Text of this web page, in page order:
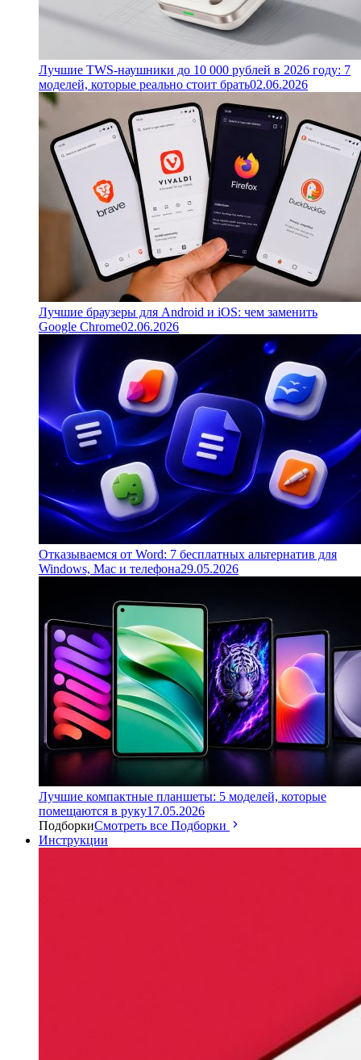
Лучшие TWS-наушники до 10 000 рублей в 2026 году: 7
моделей, которые реально стоит брать02.06.2026
Лучшие браузеры для Android и iOS: чем заменить
Google Chrome02.06.2026
Отказываемся от Word: 7 бесплатных альтернатив для
Windows, Mac и телефона29.05.2026
Лучшие компактные планшеты: 5 моделей, которые
помещаются в руку17.05.2026
ПодборкиСмотреть все Подборки
Инструкции